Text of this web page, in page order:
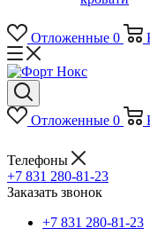
Отложенные 0
Отложенные 0
Телефоны
+7 831 280-81-23
Заказать звонок
+7 831 280-81-23